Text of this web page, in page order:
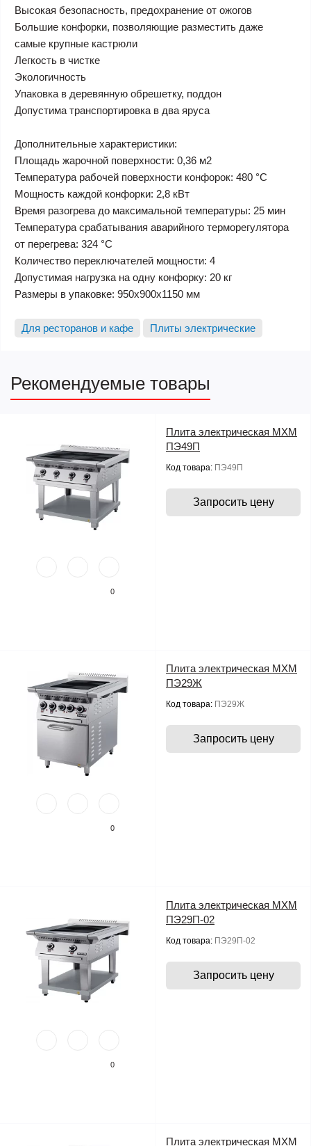
Высокая безопасность, предохранение от ожогов
Большие конфорки, позволяющие разместить даже
самые крупные кастрюли
Легкость в чистке
Экологичность
Упаковка в деревянную обрешетку, поддон
Допустима транспортировка в два яруса
Дополнительные характеристики:
Площадь жарочной поверхности: 0,36 м2
Температура рабочей поверхности конфорок: 480 °С
Мощность каждой конфорки: 2,8 кВт
Время разогрева до максимальной температуры: 25 мин
Температура срабатывания аварийного терморегулятора
от перегрева: 324 °С
Количество переключателей мощности: 4
Допустимая нагрузка на одну конфорку: 20 кг
Размеры в упаковке: 950х900х1150 мм
Для ресторанов и кафе Плиты электрические
Рекомендуемые товары
0
Плита электрическая МХМ
ПЭ49П
Код товара: ПЭ49П
Запросить цену
0
Плита электрическая МХМ
ПЭ29Ж
Код товара: ПЭ29Ж
Запросить цену
0
Плита электрическая МХМ
ПЭ29П-02
Код товара: ПЭ29П-02
Запросить цену
Плита электрическая МХМ